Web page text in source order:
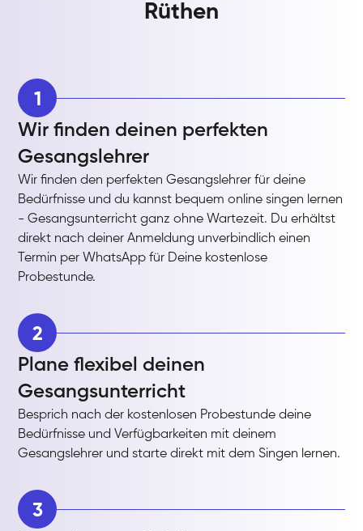
Rüthen
1
Wir finden deinen perfekten
Gesangslehrer
Wir finden den perfekten Gesangslehrer für deine
Bedürfnisse und du kannst bequem online singen lernen
- Gesangsunterricht ganz ohne Wartezeit. Du erhältst
direkt nach deiner Anmeldung unverbindlich einen
Termin per WhatsApp für Deine kostenlose
Probestunde.
2
Plane flexibel deinen
Gesangsunterricht
Besprich nach der kostenlosen Probestunde deine
Bedürfnisse und Verfügbarkeiten mit deinem
Gesangslehrer und starte direkt mit dem Singen lernen.
3